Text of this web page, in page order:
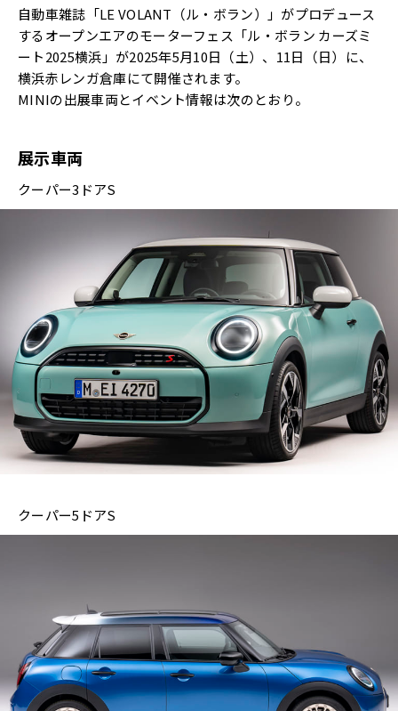
自動車雑誌「LE VOLANT（ル・ボラン）」がプロデュース
するオープンエアのモーターフェス「ル・ボラン カーズミ
ート2025横浜」が2025年5月10日（土）、11日（日）に、
横浜赤レンガ倉庫にて開催されます。
MINIの出展車両とイベント情報は次のとおり。
展示車両
クーパー3ドアS
クーパー5ドアS